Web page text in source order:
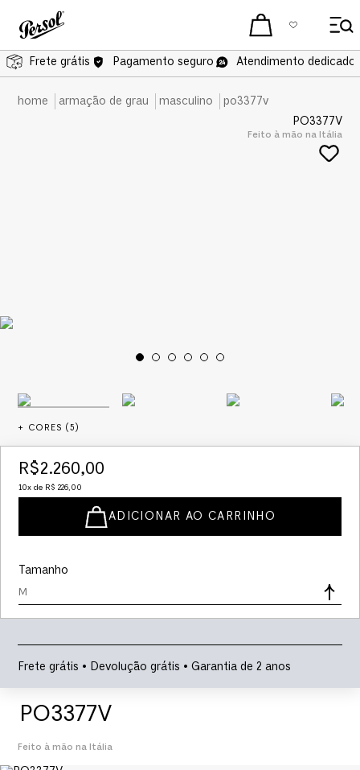
Frete grátis Pagamento seguro Atendimento dedicado
armação de grau masculino
po3377v
PO3377V
Feito à mão na Itália
+ CORES (5)
Tamanho
M
R$2.260,00
10x de R$ 226,00
ADICIONAR AO CARRINHO
Frete grátis • Devolução grátis • Garantia de 2 anos
PO3377V
Feito à mão na Itália